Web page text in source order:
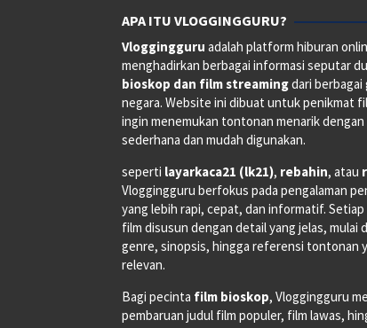
APA ITU VLOGGINGGURU?
Vloggingguru adalah platform hiburan
menghadirkan berbagai informasi seputar
bioskop dan film streamingdari berbagai
negara. Website ini dibuat untuk penikmat
ingin menemukan tontonan menarik dengan
sederhana dan mudah digunakan.
seperti layarkaca21 (lk21), rebahin, atau
Vloggingguru berfokus pada pengalaman
yang lebih rapi, cepat, dan informatif. Setiap
film disusun dengan detail yang jelas, mulai
genre, sinopsis, hingga referensi tontonan
relevan.
Bagi pecinta film bioskop, Vloggingguru
pembaruan judul film populer, film lawas,